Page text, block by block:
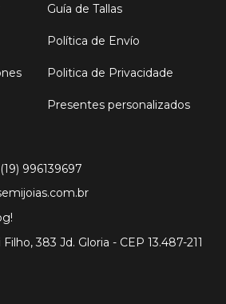
Guía de Tallas
Política de Envío
Politica de Privacidade
Presentes personalizados
996139697
383 Jd. Gloria - CEP 13.487-211